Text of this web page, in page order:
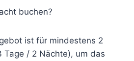
buchen?
ist für mindestens 2
Tage / 2 Nächte), um das